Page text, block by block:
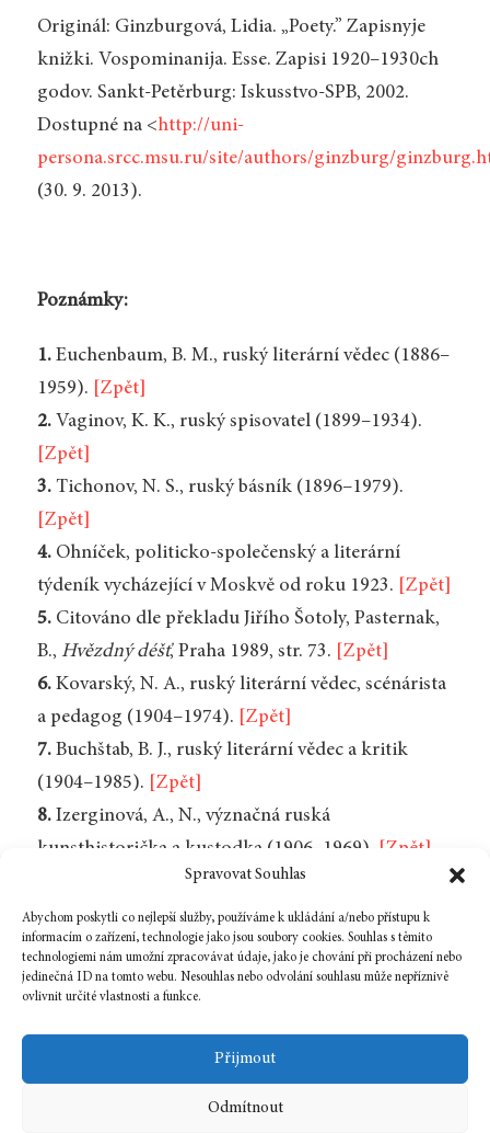
Spravovat Souhlas
Abychom poskytli co nejlepší služby, používáme k ukládání a/nebo přístupu k
informacím o zařízení, technologie jako jsou soubory cookies. Souhlas s těmito
technologiemi nám umožní zpracovávat údaje, jako je chování při procházení nebo
jedinečná ID na tomto webu. Nesouhlas nebo odvolání souhlasu může nepříznivě
ovlivnit určité vlastnosti a funkce.
Přijmout
Odmítnout
Originál: Ginzburgová, Lidia. „Poety.” Zapisnyje
knižki. Vospominanija. Esse. Zapisi 1920–1930ch
godov. Sankt-Petěrburg: Iskusstvo-SPB, 2002.
Dostupné na <http://uni-
persona.srcc.msu.ru/site/authors/ginzburg/
(30. 9. 2013).
Poznámky:
1.Euchenbaum, B. M., ruský literární vědec (1886–
1959).
[Zpět]
2.Vaginov, K. K., ruský spisovatel (1899–1934).
[Zpět]
3.Tichonov, N. S., ruský básník (1896–1979).
[Zpět]
4.Ohníček, politicko-společenský a literární
týdeník vycházející v Moskvě od roku 1923.
[Zpět]
5.Citováno dle překladu Jiřího Šotoly, Pasternak,
B., Hvězdný déšť, Praha 1989, str. 73.
[Zpět]
6.Kovarský, N. A., ruský literární vědec, scénárista
a pedagog (1904–1974).
[Zpět]
7.Buchštab, B. J., ruský literární vědec a kritik
(1904–1985).
[Zpět]
8.Izerginová, A., N., význačná ruská
kunsthistorička a kustodka (1906–1969).
[Zpět]
Театр юного зрителя, divadlo v Leningradě,
založeno v roce 1922. [Zpět]